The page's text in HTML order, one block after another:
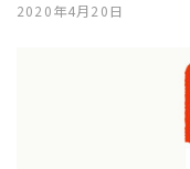
2020年4月20日